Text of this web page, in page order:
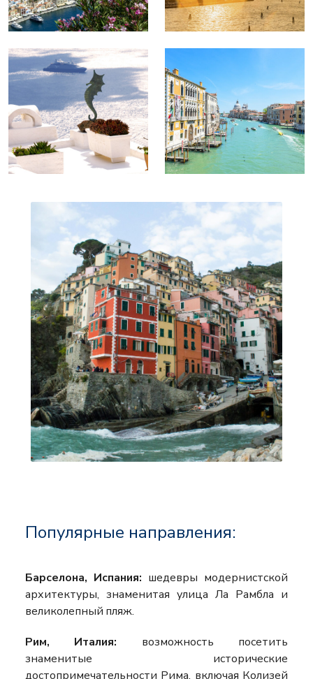
Популярные направления:
Барселона, Испания: шедевры модернистской
архитектуры, знаменитая улица Ла Рамбла и
великолепный пляж.
Рим, Италия: возможность посетить
знаменитые исторические
достопримечательности Рима, включая Колизей